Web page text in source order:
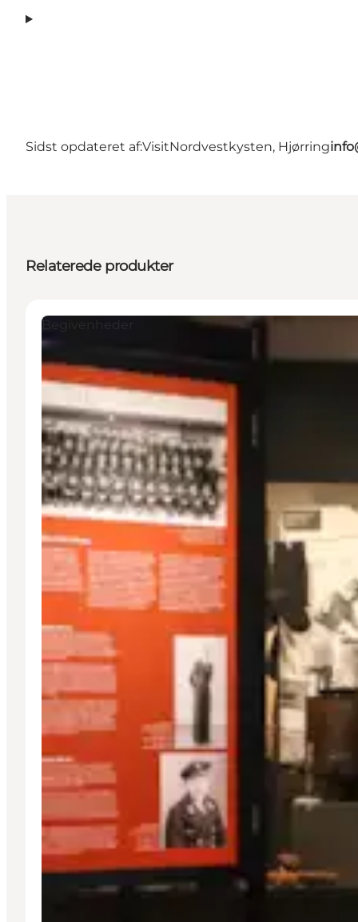
Sidst opdateret af:VisitNordvestkysten, Hjørring
Relaterede produkter
Begivenheder